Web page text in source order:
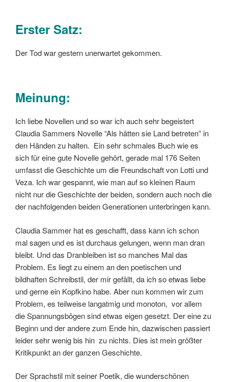
Erster Satz:
Der Tod war gestern unerwartet gekommen.
Meinung:
Ich liebe Novellen und so war ich auch sehr begeistert
Claudia Sammers Novelle “Als hätten sie Land betreten” in
den Händen zu halten. Ein sehr schmales Buch wie es
sich für eine gute Novelle gehört, gerade mal 176 Seiten
umfasst die Geschichte um die Freundschaft von Lotti und
Veza. Ich war gespannt, wie man auf so kleinen Raum
nicht nur die Geschichte der beiden, sondern auch noch die
der nachfolgenden beiden Generationen unterbringen kann.
Claudia Sammer hat es geschafft, dass kann ich schon
mal sagen und es ist durchaus gelungen, wenn man dran
bleibt. Und das Dranbleiben ist so manches Mal das
Problem. Es liegt zu einem an den poetischen und
bildhaften Schreibstil, der mir gefällt, da ich so etwas liebe
und gerne ein Kopfkino habe. Aber nun kommen wir zum
Problem, es teilweise langatmig und monoton, vor allem
die Spannungsbögen sind etwas eigen gesetzt. Der eine zu
Beginn und der andere zum Ende hin, dazwischen passiert
leider sehr wenig bis hin zu nichts. Dies ist mein größter
Kritikpunkt an der ganzen Geschichte.
Der Sprachstil mit seiner Poetik, die wunderschönen